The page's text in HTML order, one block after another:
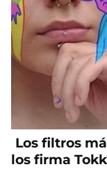
Los filtros
los firma